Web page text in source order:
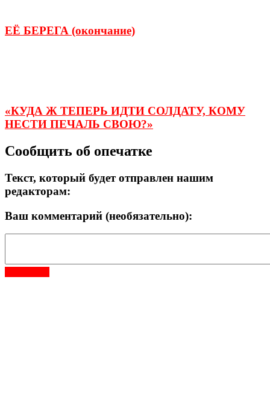
ЕЁ БЕРЕГА (окончание)
«КУДА Ж ТЕПЕРЬ ИДТИ СОЛДАТУ, КОМУ
НЕСТИ ПЕЧАЛЬ СВОЮ?»
Сообщить об опечатке
Текст, который будет отправлен нашим
редакторам:
Ваш комментарий (необязательно):